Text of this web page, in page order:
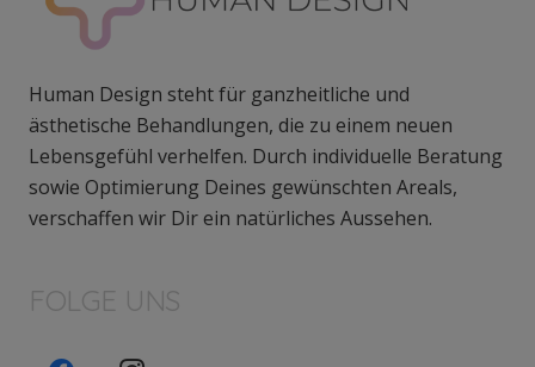
Human Design steht für ganzheitliche und
ästhetische Behandlungen, die zu einem neuen
Lebensgefühl verhelfen. Durch individuelle Beratung
sowie Optimierung Deines gewünschten Areals,
verschaffen wir Dir ein natürliches Aussehen.
FOLGE UNS